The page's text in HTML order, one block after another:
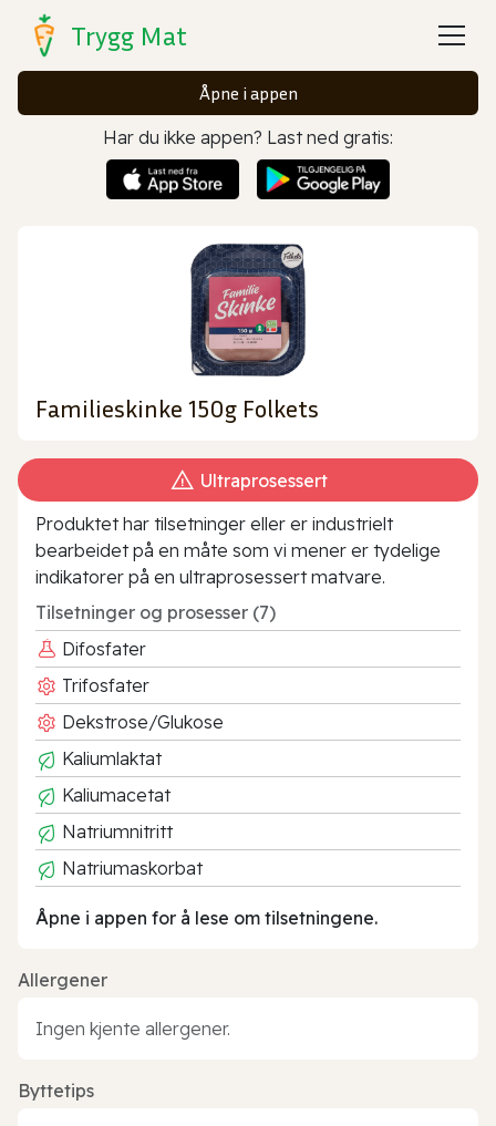
Trygg Mat
Åpne i appen
Har du ikke appen? Last ned gratis:
Familieskinke 150g Folkets
Ultraprosessert
Produktet har tilsetninger eller er industrielt
bearbeidet på en måte som vi mener er tydelige
indikatorer på en ultraprosessert matvare.
Tilsetninger og prosesser (7)
Difosfater
Trifosfater
Dekstrose/Glukose
Kaliumlaktat
Kaliumacetat
Natriumnitritt
Natriumaskorbat
Åpne i appen for å lese om tilsetningene.
Allergener
Ingen kjente allergener.
Byttetips